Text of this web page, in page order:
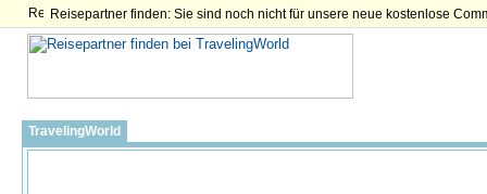
Reisepartner finden: Sie sind noch nicht für unsere neue kostenlose
TravelingWorld